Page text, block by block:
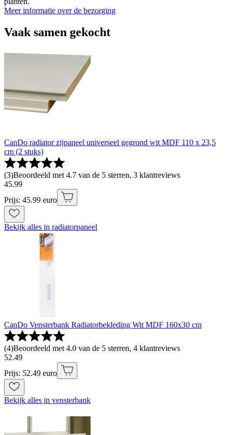
Meer informatie over de bezorging
Vaak samen gekocht
CanDo radiator zijpaneel universeel gegrond wit MDF 110 x 23,5
cm (2 stuks)
(3)Beoordeeld met 4.7 van de 5 sterren, 3 klantreviews
45.99
Prijs: 45.99 euro
Bekijk alles in radiatorpaneel
CanDo Vensterbank Radiatorbekleding Wit MDF 160x30 cm
(4)Beoordeeld met 4.0 van de 5 sterren, 4 klantreviews
52.49
Prijs: 52.49 euro
Bekijk alles in vensterbank